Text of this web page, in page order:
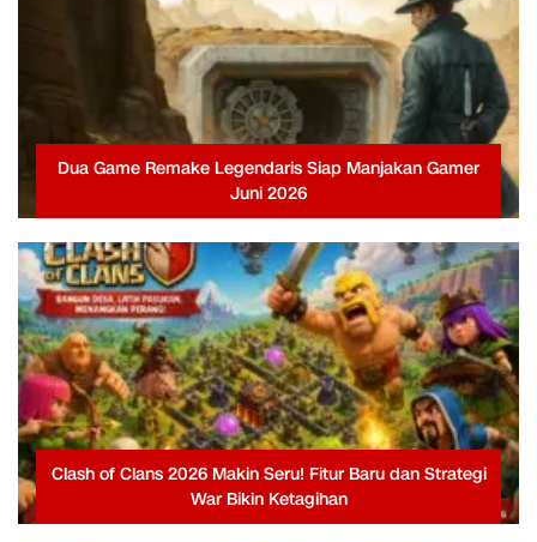
Dua Game Remake Legendaris Siap Manjakan Gamer
Juni 2026
Clash of Clans 2026 Makin Seru! Fitur Baru dan Strategi
War Bikin Ketagihan